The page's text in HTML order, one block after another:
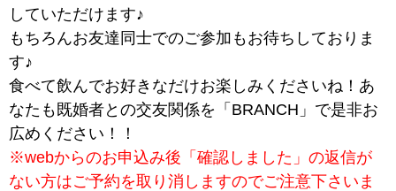
していただけます♪
もちろんお友達同士でのご参加もお待ちしておりま
す♪
食べて飲んでお好きなだけお楽しみくださいね！あ
なたも既婚者との交友関係を「BRANCH」で是非お
広めください！！
※webからのお申込み後「確認しました」の返信が
ない方はご予約を取り消しますのでご注意下さいま